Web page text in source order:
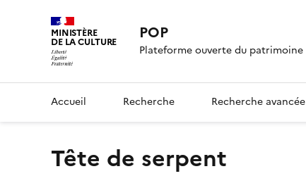
MINISTÈRE
DE LA CULTURE POP
Plateforme ouverte du patrimoine
Accueil Recherche Recherche avancée
tête de serpent